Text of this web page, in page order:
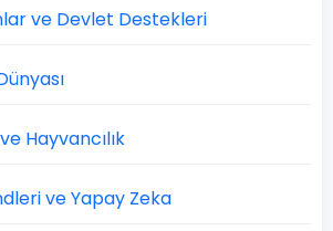
ve Devlet Destekleri
Hayvancılık
ve Yapay Zeka